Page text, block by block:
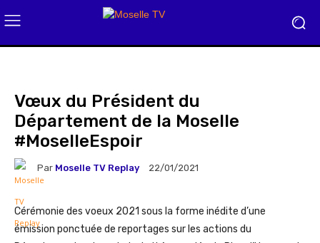
Vœux du Président du
Département de la Moselle
#MoselleEspoir
Par Moselle TV Replay 22/01/2021
Cérémonie des voeux 2021 sous la forme inédite d’une
émission ponctuée de reportages sur les actions du